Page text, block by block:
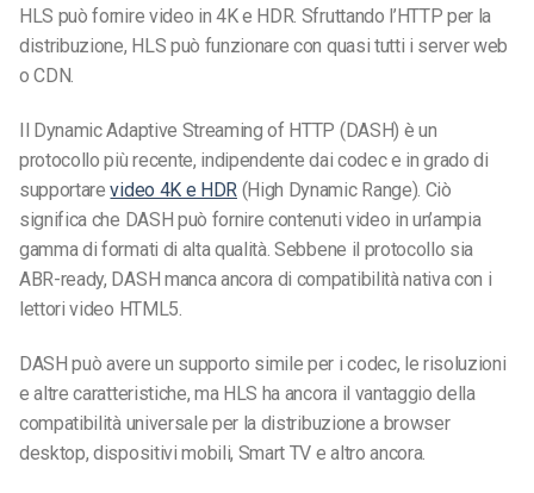
HLS può fornire video in 4K e HDR. Sfruttando l’HTTP per la
distribuzione, HLS può funzionare con quasi tutti i server web
o CDN.
Il Dynamic Adaptive Streaming of HTTP (DASH) è un
protocollo più recente, indipendente dai codec e in grado di
supportarevideo 4K e HDR (High Dynamic Range). Ciò
significa che DASH può fornire contenuti video in un’ampia
gamma di formati di alta qualità. Sebbene il protocollo sia
ABR-ready, DASH manca ancora di compatibilità nativa con i
lettori video HTML5.
DASH può avere un supporto simile per i codec, le risoluzioni
e altre caratteristiche, ma HLS ha ancora il vantaggio della
compatibilità universale per la distribuzione a browser
desktop, dispositivi mobili, Smart TV e altro ancora.